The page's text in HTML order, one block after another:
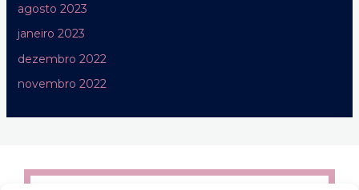
agosto 2023
janeiro 2023
dezembro 2022
novembro 2022